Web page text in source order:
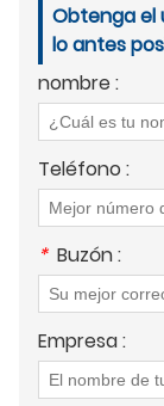
Obtenga el
lo antes
nombre :
Teléfono :
* Buzón :
Empresa :